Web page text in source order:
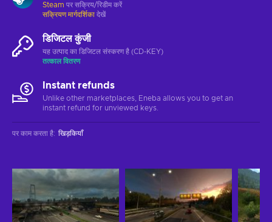
Steam पर सक्रिय/रिडीम करें
सक्रियण मार्गदर्शिका देखें
डिजिटल कुंजी
यह उत्पाद का डिजिटल संस्करण है (CD-KEY)
तत्काल वितरण
Instant refunds
Unlike other marketplaces, Eneba allows you to get an
instant refund for unviewed keys.
पर काम करता है: खिड़कियाँ